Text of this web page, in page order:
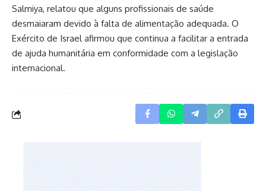
Salmiya, relatou que alguns profissionais de saúde
desmaiaram devido à falta de alimentação adequada. O
Exército de Israel afirmou que continua a facilitar a entrada
de ajuda humanitária em conformidade com a legislação
internacional.